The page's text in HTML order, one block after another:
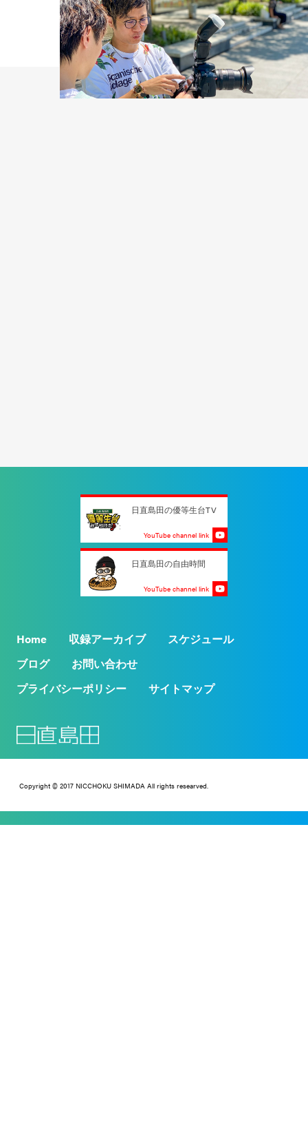
日直島田の優等生台TV
YouTube channel link
日直島田の自由時間
YouTube channel link
Home 収録アーカイブ
スケジュール
ブログ
お問い合わせ
プライバシーポリシー
サイトマップ
Copyright © 2017 NICCHOKU SHIMADA All rights researved.